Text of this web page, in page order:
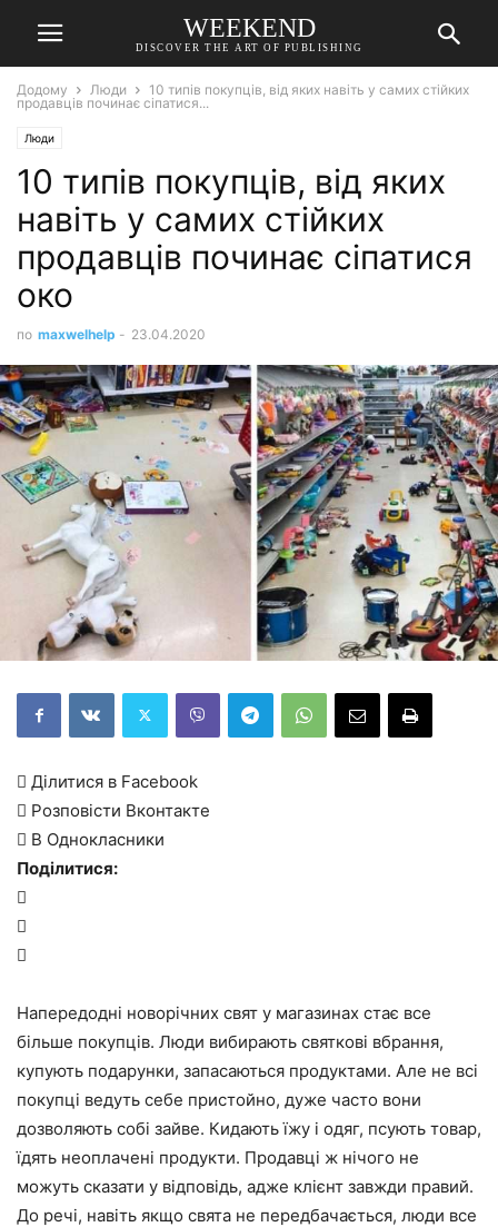
WEEKEND
DISCOVER THE ART OF PUBLISHING
Додому Люди
10 типів покупців, від яких навіть у самих стійких
продавців починає сіпатися...
Люди
10 типів покупців, від яких
навіть у самих стійких
продавців починає сіпатися
око
по maxwelhelp - 23.04.2020
 Ділитися в Facebook
 Розповісти Вконтакте
 В Однокласники
Поділитися:



Напередодні новорічних свят у магазинах стає все
більше покупців. Люди вибирають святкові вбрання,
купують подарунки, запасаються продуктами. Але не всі
покупці ведуть себе пристойно, дуже часто вони
дозволяють собі зайве. Кидають їжу і одяг, псують товар,
їдять неоплачені продукти. Продавці ж нічого не
можуть сказати у відповідь, адже клієнт завжди правий.
До речі, навіть якщо свята не передбачається, люди все